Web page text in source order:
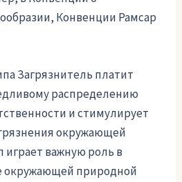
Конвенции Рамсар
Загрязнитель платит
распределению
и стимулирует
окружающей
важную роль в
окружающей природной